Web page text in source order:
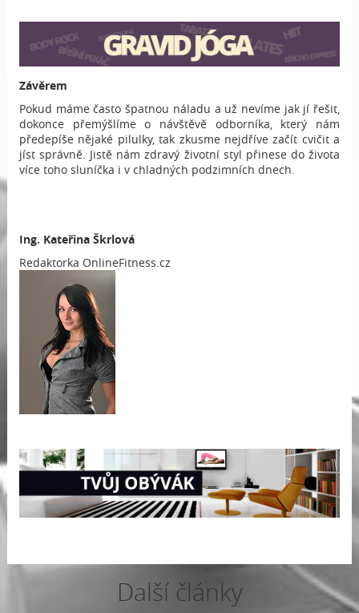
Závěrem
Pokud máme často špatnou náladu a už nevíme jak jí řešit,
dokonce přemýšlíme o návštěvě odborníka, který nám
předepíše nějaké pilulky, tak zkusme nejdříve začít cvičit a
jíst správně. Jistě nám zdravý životní styl přinese do života
více toho sluníčka i v chladných podzimních dnech.
Ing. Kateřina Škrlová
Redaktorka OnlineFitness.cz
Další články